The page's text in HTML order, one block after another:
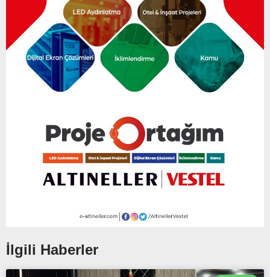
İlgili Haberler